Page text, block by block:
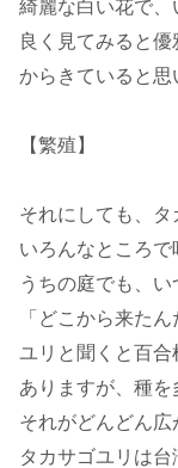
綺麗な白い花で、
良く見てみると
からきていると思
【繁殖】
それにしても、
いろんなところ
うちの庭でも、い
「どこから来た
ユリと聞くと百
ありますが、種
それがどんどん
タカサゴユリは